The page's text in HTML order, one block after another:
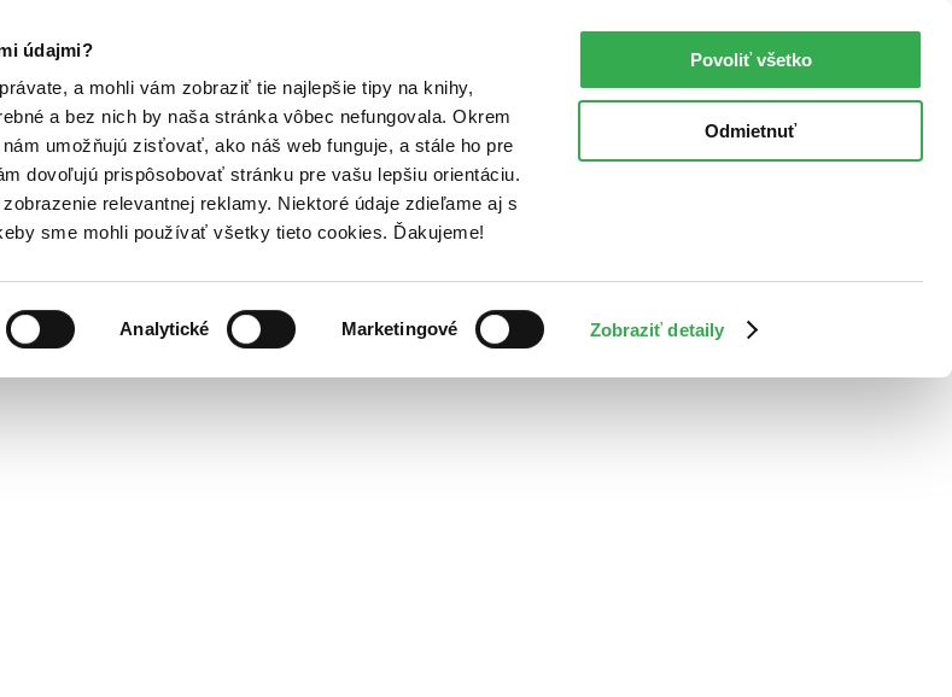
údajmi?
a mohli vám zobraziť tie najlepšie tipy na knihy,
a bez nich by naša stránka vôbec nefungovala. Okrem
umožňujú zisťovať, ako náš web funguje, a stále ho pre
dovoľujú prispôsobovať stránku pre vašu lepšiu orientáciu.
relevantnej reklamy. Niektoré údaje zdieľame aj s
sme mohli používať všetky tieto cookies. Ďakujeme!
Analytické Marketingové Zobraziť detaily
Povoliť všetko
Odmietnuť